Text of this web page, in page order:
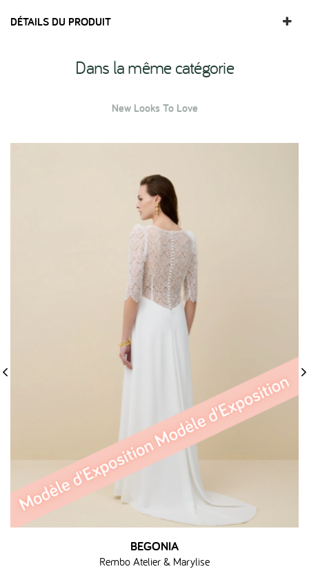
DÉTAILS DU PRODUIT
Dans la même catégorie
New Looks To Love
BEGONIA
Rembo Atelier & Marylise